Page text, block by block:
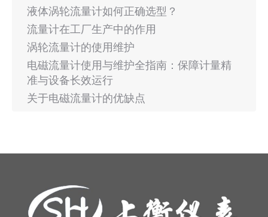
液体涡轮流量计如何正确选型？
流量计在工厂生产中的作用
涡轮流量计的使用维护
电磁流量计使用与维护全指南：保障计量精
准与设备长效运行
关于电磁流量计的优缺点